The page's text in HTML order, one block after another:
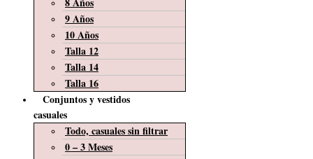
9 Años
10 Años
Talla 12
Talla 14
Talla 16
Conjuntos y vestidos
casuales
Todo, casuales sin filtrar
0 – 3 Meses